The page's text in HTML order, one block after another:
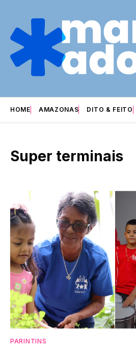
HOME AMAZONAS DITO & FEITO
Super terminais
PARINTINS